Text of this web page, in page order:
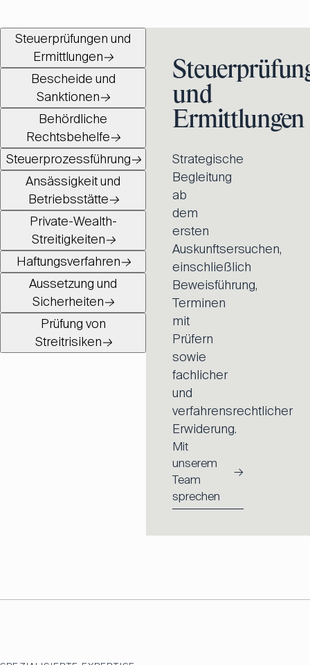
Steuerprüfungen und
Ermittlungen→
Bescheide und
Sanktionen→
Behördliche
Rechtsbehelfe→
Steuerprozessführung→
Ansässigkeit und
Betriebsstätte→
Private-Wealth-
Streitigkeiten→
Haftungsverfahren→
Aussetzung und
Sicherheiten→
Prüfung von
Streitrisiken→
und
Ermittlungen
Strategische
Begleitung
ab
dem
ersten
Auskunftsersuchen,
einschließlich
Beweisführung,
Terminen
mit
Prüfern
sowie
fachlicher
und
verfahrensrechtlicher
Erwiderung.
Mit
unserem
Team
sprechen
→